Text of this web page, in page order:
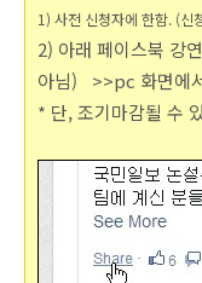
1) 사전 신청자에 한함. (신
2) 아래 페이스북 강
아님) >>pc 화면에
* 단, 조기마감될 수